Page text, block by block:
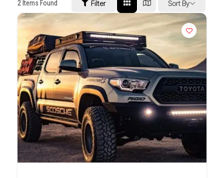
2 Items Found Filter Sort By